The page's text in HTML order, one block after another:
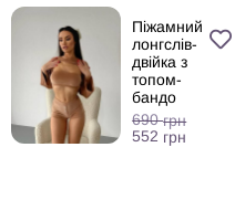
Піжамний
лонгслів-
двійка з
топом-
бандо
690грн
552 грн